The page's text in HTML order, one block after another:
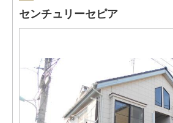
センチュリーセピア